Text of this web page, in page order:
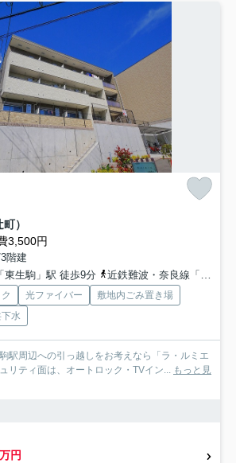
）
3,500円
階建
東生駒」駅 徒歩9分
近鉄難波・奈良線「生駒」駅 徒歩18分
光ファイバー
敷地内ごみ置き場
水
駅周辺への引っ越しをお考えなら「ラ・ルミエ
リティ面は、オートロック・TVイン... もっと見
円